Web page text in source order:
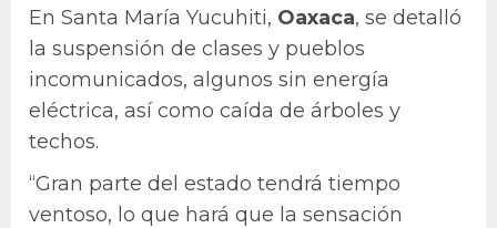
En Santa María Yucuhiti, Oaxaca, se detalló
la suspensión de clases y pueblos
incomunicados, algunos sin energía
eléctrica, así como caída de árboles y
techos.
“Gran parte del estado tendrá tiempo
ventoso, lo que hará que la sensación